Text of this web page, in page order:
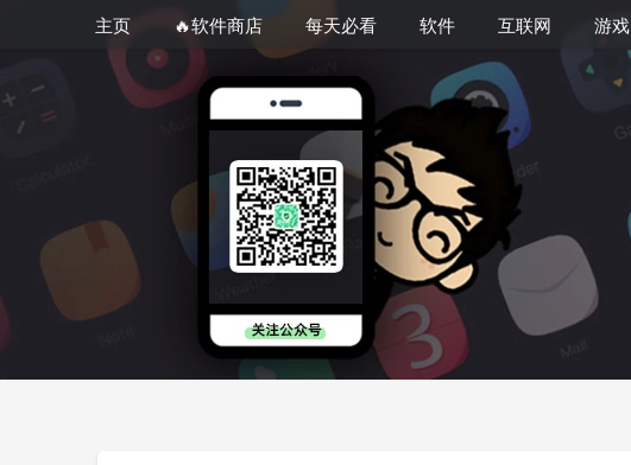
主页 🔥软件商店 每天必看 软件 互联网 游戏